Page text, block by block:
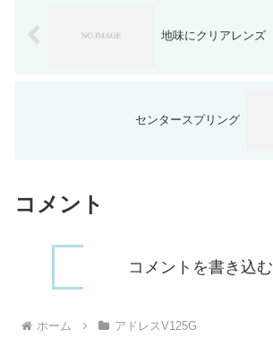
地味にクリアレンズ
センタースプリング
コメント
コメントを書き込む
ホーム アドレスV125G